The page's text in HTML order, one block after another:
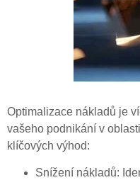
Optimalizace nákladů je
vašeho podnikání v
klíčových výhod:
Snížení nákladů: